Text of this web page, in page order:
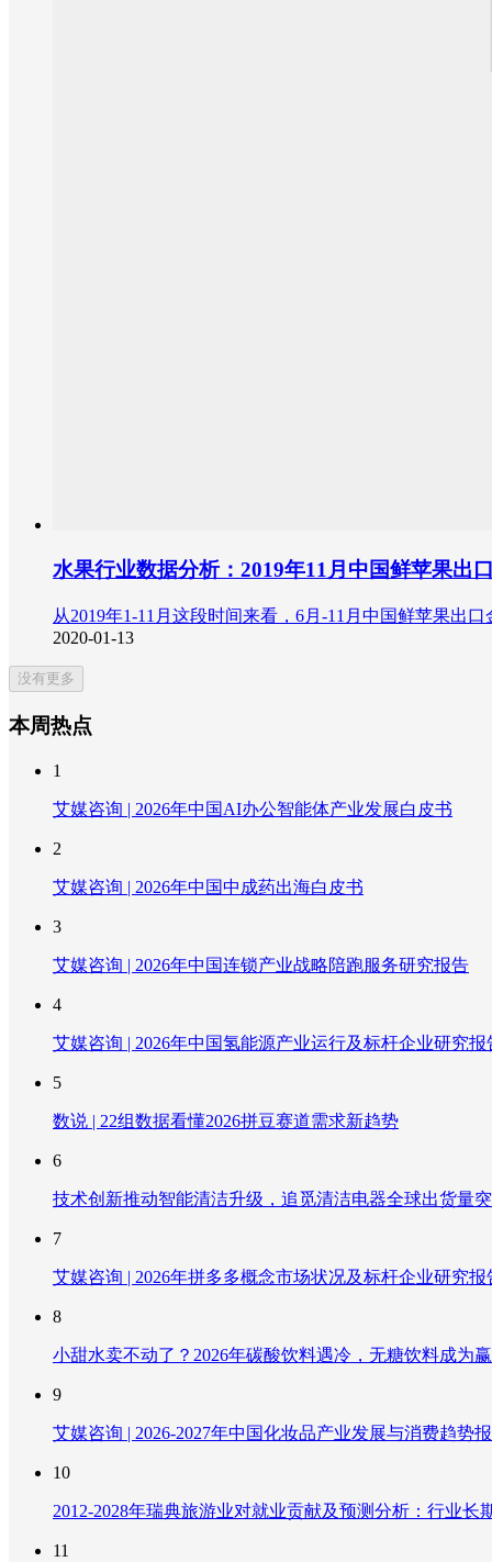
水果行业数据分析：2019年11月中国鲜苹果出
从2019年1-11月这段时间来看，6月-11月中国鲜苹果出
2020-01-13
没有更多
本周热点
1
艾媒咨询 | 2026年中国AI办公智能体产业发展白皮书
2
艾媒咨询 | 2026年中国中成药出海白皮书
3
艾媒咨询 | 2026年中国连锁产业战略陪跑服务研究报告
4
艾媒咨询 | 2026年中国氢能源产业运行及标杆企业研究报
5
数说 | 22组数据看懂2026拼豆赛道需求新趋势
6
技术创新推动智能清洁升级，追觅清洁电器全球出货量
7
艾媒咨询 | 2026年拼多多概念市场状况及标杆企业研究报
8
小甜水卖不动了？2026年碳酸饮料遇冷，无糖饮料成为
9
艾媒咨询 | 2026-2027年中国化妆品产业发展与消费趋势
10
2012-2028年瑞典旅游业对就业贡献及预测分析：行业
11